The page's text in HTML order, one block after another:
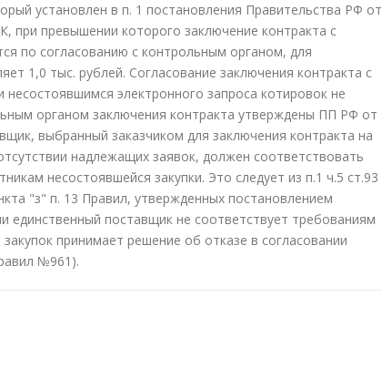
установлен в п. 1 постановления Правительства РФ от
при превышении которого заключение контракта с
по согласованию с контрольным органом, для
1,0 тыс. рублей. Согласование заключения контракта с
электронного запроса котировок не
органом заключения контракта утверждены ПП РФ от
выбранный заказчиком для заключения контракта на
надлежащих заявок, должен соответствовать
несостоявшейся закупки. Это следует из п.1 ч.5 ст.93
"з" п. 13 Правил, утвержденных постановлением
единственный поставщик не соответствует требованиям
принимает решение об отказе в согласовании
№961).